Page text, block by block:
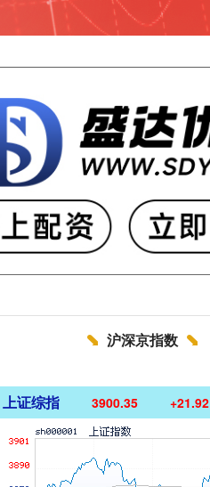
沪深京指数
上证综指 3900.35 +21.92